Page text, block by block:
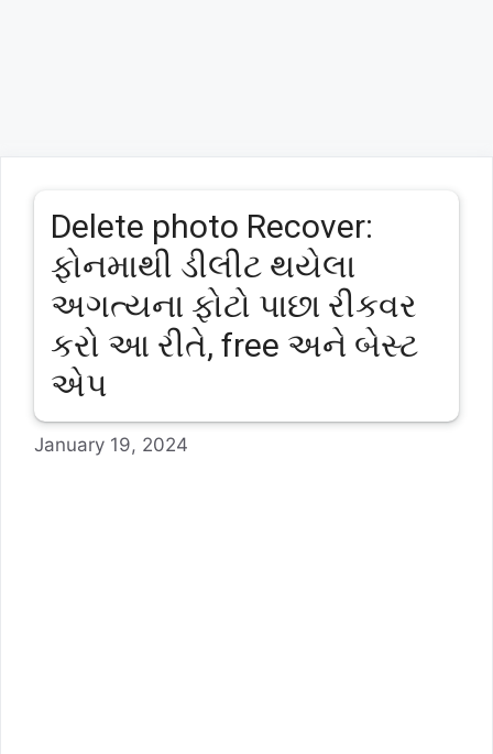
Delete photo Recover:
ફોનમાથી ડીલીટ થયેલા
અગત્યના ફોટો પાછા રીકવર
કરો આ રીતે, free અને બેસ્ટ
એપ
January 19, 2024